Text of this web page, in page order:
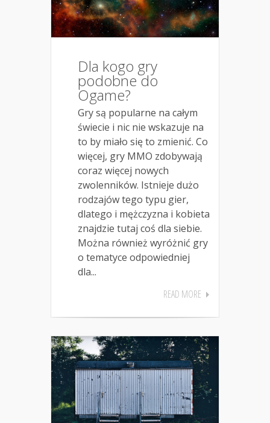
Dla kogo gry
podobne do
Ogame?
Gry są popularne na całym
świecie i nic nie wskazuje na
to by miało się to zmienić. Co
więcej, gry MMO zdobywają
coraz więcej nowych
zwolenników. Istnieje dużo
rodzajów tego typu gier,
dlatego i mężczyzna i kobieta
znajdzie tutaj coś dla siebie.
Można również wyróżnić gry
o tematyce odpowiedniej
dla...
READ MORE